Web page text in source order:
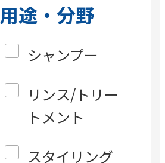
用途・分野
シャンプー
リンス/トリー
トメント
スタイリング